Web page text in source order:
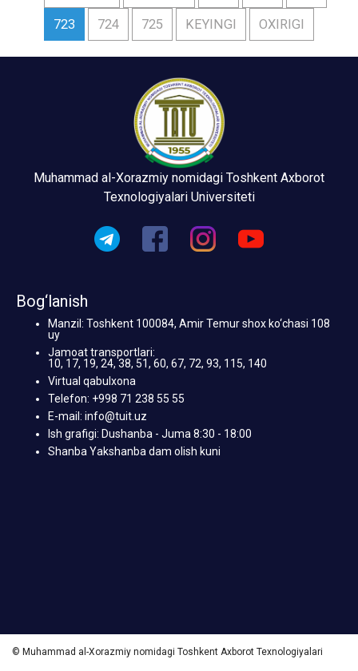
723 724 725 KEYINGI OXIRIGI
Muhammad al-Xorazmiy nomidagi Toshkent Axborot
Texnologiyalari Universiteti
Bog‘lanish
Manzil: Toshkent 100084, Amir Temur shox ko‘chasi 108
uy
Jamoat transportlari:
10, 17, 19, 24, 38, 51, 60, 67, 72, 93, 115, 140
Virtual qabulxona
Telefon: +998 71 238 55 55
E-mail: info@tuit.uz
Ish grafigi: Dushanba - Juma 8:30 - 18:00
Shanba Yakshanba dam olish kuni
© Muhammad al-Xorazmiy nomidagi Toshkent Axborot Texnologiyalari